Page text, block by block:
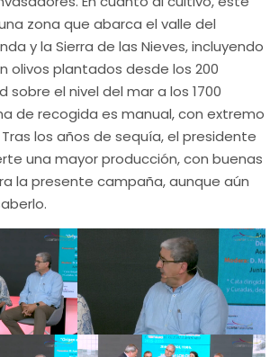
zona que abarca el valle del
y la Sierra de las Nieves, incluyendo
olivos plantados desde los 200
el nivel del mar a los 1700
de recogida es manual, con extremo
los años de sequía, el presidente
una mayor producción, con buenas
la presente campaña, aunque aún